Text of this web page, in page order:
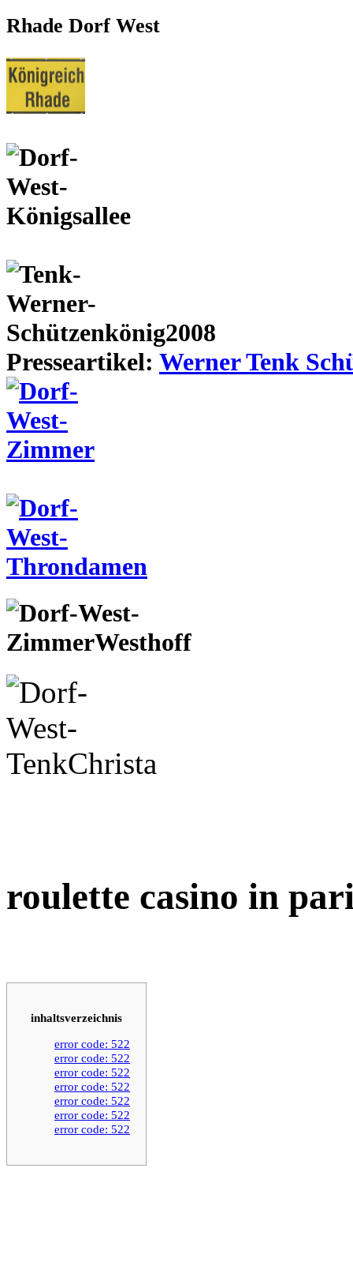
Rhade Dorf West
Presseartikel: Werner Tenk
roulette casino in
inhaltsverzeichnis
error code: 522
error code: 522
error code: 522
error code: 522
error code: 522
error code: 522
error code: 522